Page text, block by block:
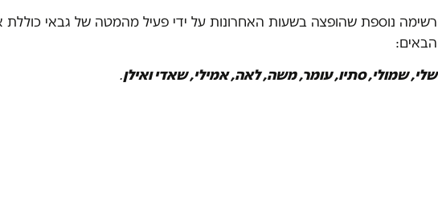
רשימה נוספת שהופצה בשעות האחרונות על ידי פעיל מהמטה של גבאי
הבאים:
שלי, שמולי, סתיו, עומר, משה, לאה, אמילי, שאדי ואילן.